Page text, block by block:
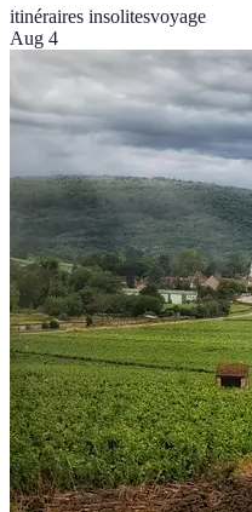
itinéraires insolitesvoyage
Aug 4